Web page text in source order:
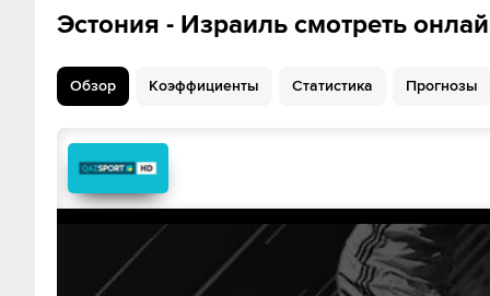
Dimitri Jepihhin Joseph
Михкель Айнсалу
Маттиас
Эстония - Израиль смотреть
Обзор Коэффициенты Статистика Прогнозы